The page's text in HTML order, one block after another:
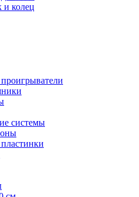
и колец
системы